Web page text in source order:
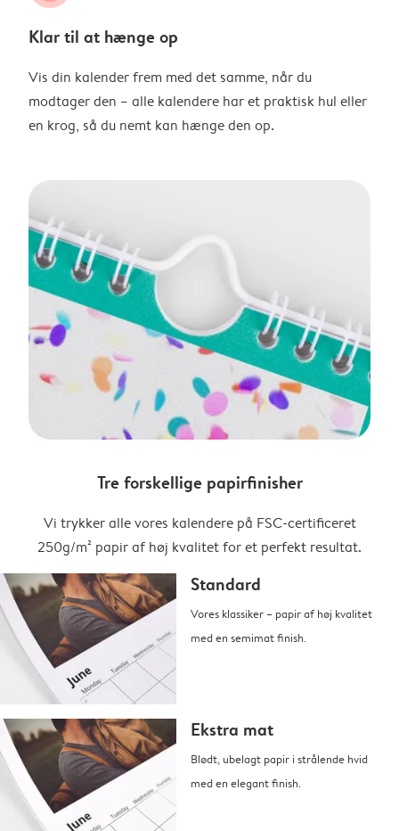
Klar til at hænge op
Vis din kalender frem med det samme, når du
modtager den – alle kalendere har et praktisk hul eller
en krog, så du nemt kan hænge den op.
Tre forskellige papirfinisher
Vi trykker alle vores kalendere på FSC-certificeret
250g/m² papir af høj kvalitet for et perfekt resultat.
Standard
Vores klassiker – papir af høj kvalitet
med en semimat finish.
Ekstra mat
Blødt, ubelagt papir i strålende hvid
med en elegant finish.